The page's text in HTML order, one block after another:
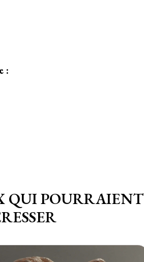
:
QUI POURRAIENT